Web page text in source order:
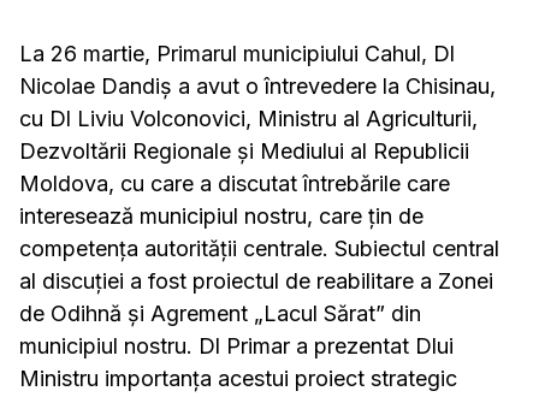
La 26 martie, Primarul municipiului Cahul, Dl
Nicolae Dandiș a avut o întrevedere la Chisinau,
cu Dl Liviu Volconovici, Ministru al Agriculturii,
Dezvoltării Regionale și Mediului al Republicii
Moldova, cu care a discutat întrebările care
interesează municipiul nostru, care țin de
competența autorității centrale. Subiectul central
al discuției a fost proiectul de reabilitare a Zonei
de Odihnă și Agrement „Lacul Sărat” din
municipiul nostru. Dl Primar a prezentat Dlui
Ministru importanța acestui proiect strategic